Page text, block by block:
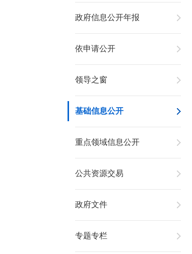
政府信息公开年报
依申请公开
领导之窗
基础信息公开
重点领域信息公开
公共资源交易
政府文件
专题专栏